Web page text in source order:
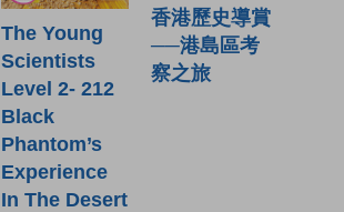
The Young
Scientists
Level 2- 212
Black
Phantom’s
Experience
In The Desert
香港歷史導賞
──港島區考
察之旅